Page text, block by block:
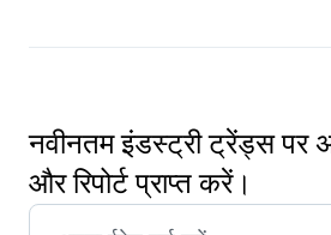
नवीनतम इंडस्ट्री ट्रेंड्स पर
और रिपोर्ट प्राप्त करें।